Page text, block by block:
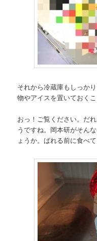
それから冷蔵庫もしっか
物やアイスを置いておく
おっ！ご覧ください。だ
うですね。岡本研がそん
ょうか。ばれる前に食べ